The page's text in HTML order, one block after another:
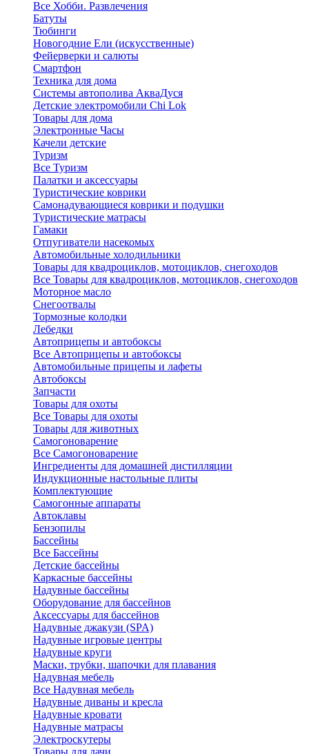
Все Хобби. Развлечения
Батуты
Тюбинги
Новогодние Ели (искусственные)
Фейерверки и салюты
Смартфон
Техника для дома
Системы автополива АкваДуся
Детские электромобили Chi Lok
Товары для дома
Электронные Часы
Качели детские
Туризм
Все Туризм
Палатки и аксессуары
Туристические коврики
Самонадувающиеся коврики и подушки
Туристические матрасы
Гамаки
Отпугиватели насекомых
Автомобильные холодильники
Товары для квадроциклов, мотоциклов, снегоходов
Все Товары для квадроциклов, мотоциклов, снегоходов
Моторное масло
Снегоотвалы
Тормозные колодки
Лебедки
Автоприцепы и автобоксы
Все Автоприцепы и автобоксы
Автомобильные прицепы и лафеты
Автобоксы
Запчасти
Товары для охоты
Все Товары для охоты
Товары для животных
Самогоноварение
Все Самогоноварение
Ингредиенты для домашней дистилляции
Индукционные настольные плиты
Комплектующие
Самогонные аппараты
Автоклавы
Бензопилы
Бассейны
Все Бассейны
Детские бассейны
Каркасные бассейны
Надувные бассейны
Оборудование для бассейнов
Аксессуары для бассейнов
Надувные джакузи (SPA)
Надувные игровые центры
Надувные круги
Маски, трубки, шапочки для плавания
Надувная мебель
Все Надувная мебель
Надувные диваны и кресла
Надувные кровати
Надувные матрасы
Электроскутеры
Товары для дачи